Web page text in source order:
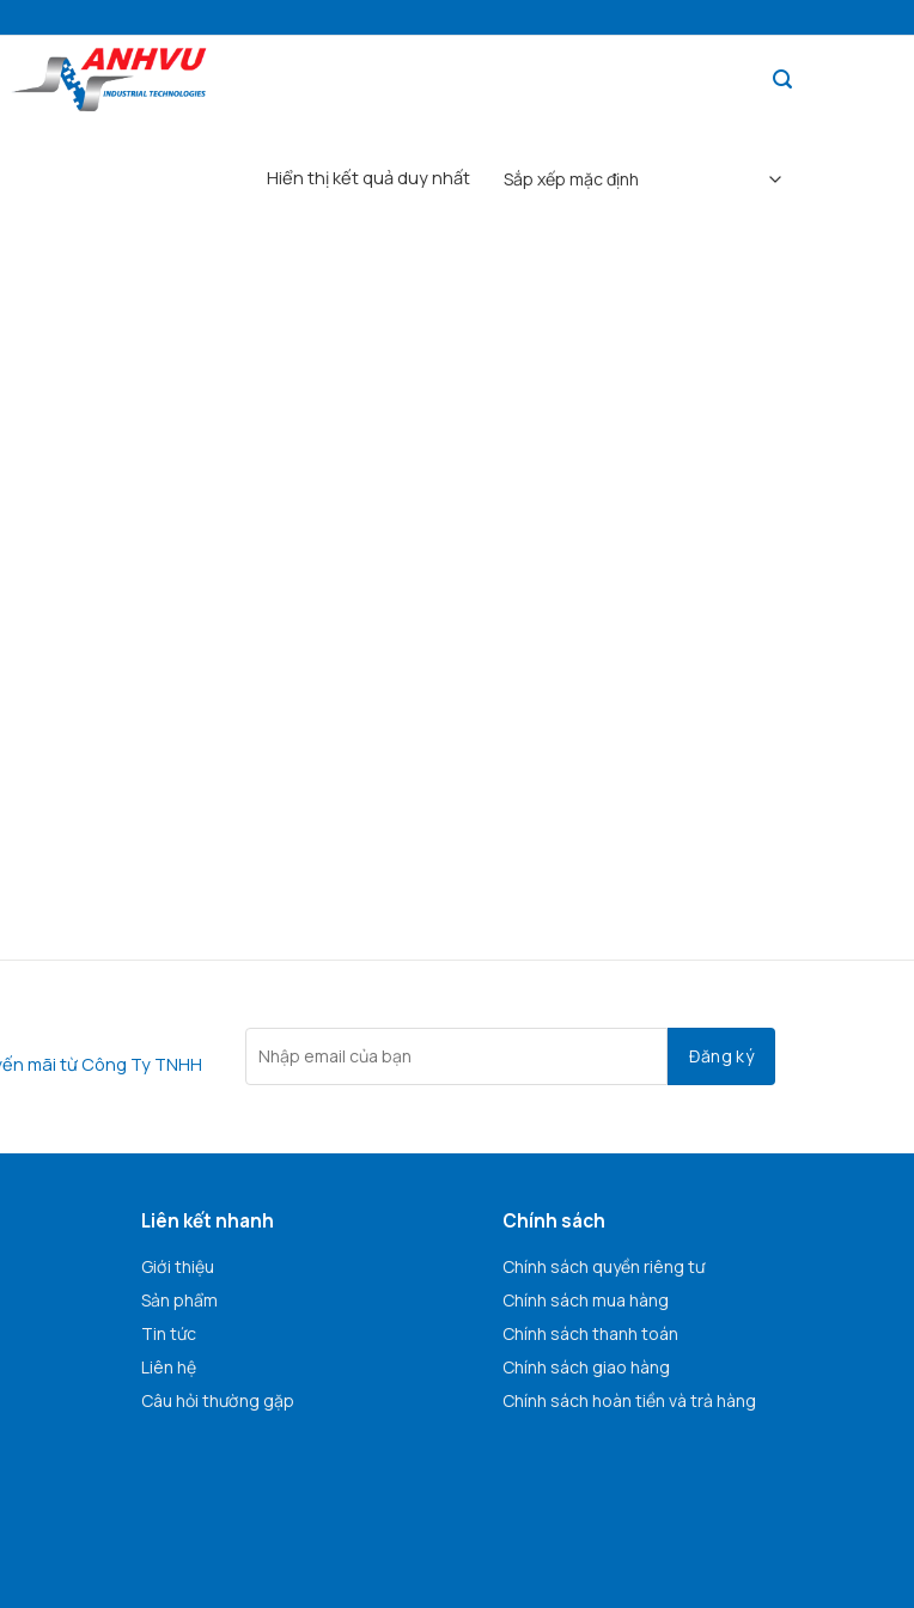
Hiển thị kết quả duy nhất
mãi từ Công Ty TNHH
Liên kết nhanh
Giới thiệu
Sản phẩm
Tin tức
Liên hệ
Câu hỏi thường gặp
Chính sách
Chính sách quyền riêng tư
Chính sách mua hàng
Chính sách thanh toán
Chính sách giao hàng
Chính sách hoàn tiền và trả hàng